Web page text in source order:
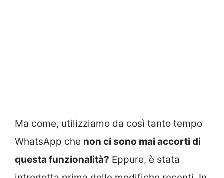
Ma come, utilizziamo da così tanto tempo
WhatsApp che non ci sono mai accorti di
questa funzionalità? Eppure, è stata